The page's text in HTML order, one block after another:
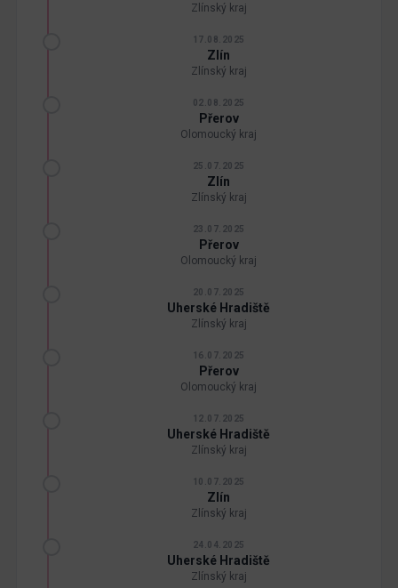
Zlínský kraj
17.08.2025
Zlín
Zlínský kraj
02.08.2025
Přerov
Olomoucký kraj
25.07.2025
Zlín
Zlínský kraj
23.07.2025
Přerov
Olomoucký kraj
20.07.2025
Uherské Hradiště
Zlínský kraj
16.07.2025
Přerov
Olomoucký kraj
12.07.2025
Uherské Hradiště
Zlínský kraj
10.07.2025
Zlín
Zlínský kraj
24.04.2025
Uherské Hradiště
Zlínský kraj